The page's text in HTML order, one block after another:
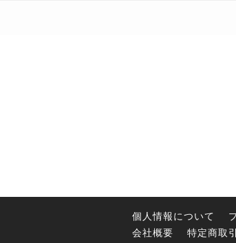
個人情報について
会社概要
特定商取